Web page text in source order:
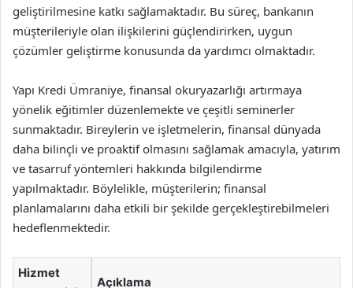
geliştirilmesine katkı sağlamaktadır. Bu süreç, bankanın
müşterileriyle olan ilişkilerini güçlendirirken, uygun
çözümler geliştirme konusunda da yardımcı olmaktadır.
Yapı Kredi Ümraniye, finansal okuryazarlığı artırmaya
yönelik eğitimler düzenlemekte ve çeşitli seminerler
sunmaktadır. Bireylerin ve işletmelerin, finansal dünyada
daha bilinçli ve proaktif olmasını sağlamak amacıyla, yatırım
ve tasarruf yöntemleri hakkında bilgilendirme
yapılmaktadır. Böylelikle, müşterilerin; finansal
planlamalarını daha etkili bir şekilde gerçekleştirebilmeleri
hedeflenmektedir.
Hizmet
Açıklama